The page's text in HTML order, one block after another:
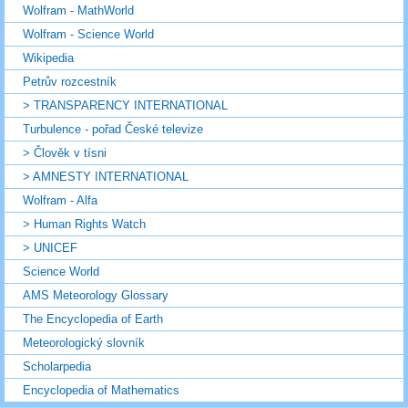
Wolfram - MathWorld
Wolfram - Science World
Wikipedia
Petrův rozcestník
> TRANSPARENCY INTERNATIONAL
Turbulence - pořad České televize
> Člověk v tísni
> AMNESTY INTERNATIONAL
Wolfram - Alfa
> Human Rights Watch
> UNICEF
Science World
AMS Meteorology Glossary
The Encyclopedia of Earth
Meteorologický slovník
Scholarpedia
Encyclopedia of Mathematics